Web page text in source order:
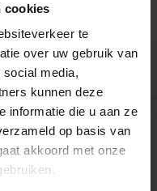
cookies
te
over uw gebruik van
media,
kunnen deze
informatie die u aan ze
op basis van
akkoord met onze
like